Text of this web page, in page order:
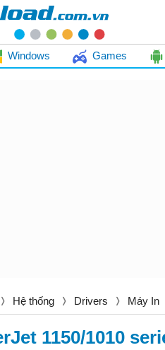
Windows Games
Hệ thống Drivers Máy In
1150/1010